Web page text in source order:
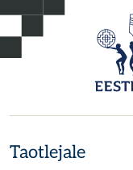
Taotlejale